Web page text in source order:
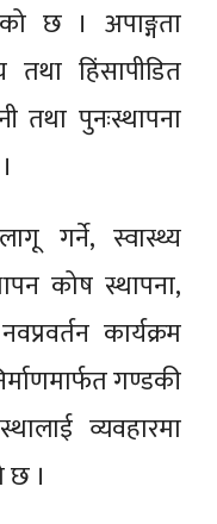
छ । अपाङ्गता
हिंसापीडित
तथा पुनःस्थापना
गर्ने, स्वास्थ्य
कोष स्थापना,
कार्यक्रम
गण्डकी
व्यवहारमा
छ ।